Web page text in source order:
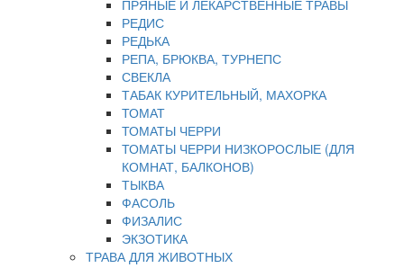
ПРЯНЫЕ И ЛЕКАРСТВЕННЫЕ ТРАВЫ
РЕДИС
РЕДЬКА
РЕПА, БРЮКВА, ТУРНЕПС
СВЕКЛА
ТАБАК КУРИТЕЛЬНЫЙ, МАХОРКА
ТОМАТ
ТОМАТЫ ЧЕРРИ
ТОМАТЫ ЧЕРРИ НИЗКОРОСЛЫЕ (ДЛЯ
КОМНАТ, БАЛКОНОВ)
ТЫКВА
ФАСОЛЬ
ФИЗАЛИС
ЭКЗОТИКА
ТРАВА ДЛЯ ЖИВОТНЫХ